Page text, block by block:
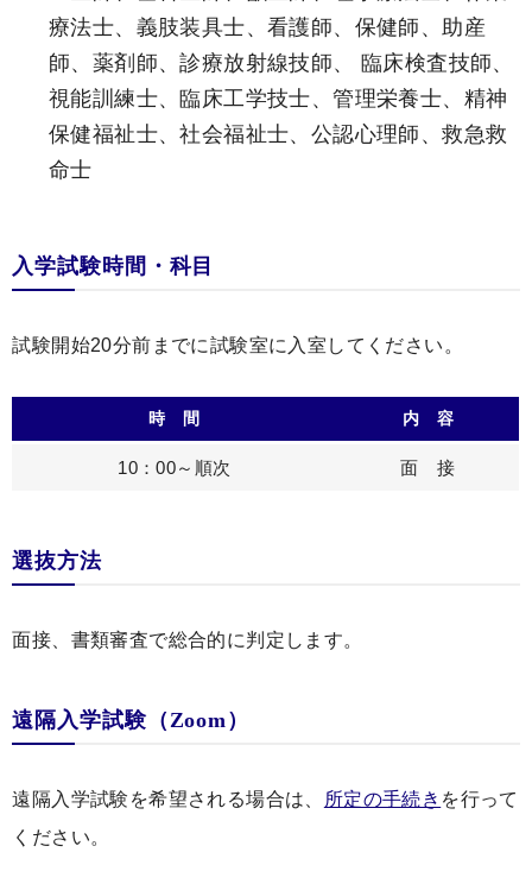
療法士、義肢装具士、看護師、保健師、助産
師、薬剤師、診療放射線技師、 臨床検査技師、
視能訓練士、臨床工学技士、管理栄養士、精神
保健福祉士、社会福祉士、公認心理師、救急救
命士
入学試験時間・科目
試験開始20分前までに試験室に入室してください。
時 間 内 容
10：00～順次 面 接
選抜方法
面接、書類審査で総合的に判定します。
遠隔入学試験（Zoom）
遠隔入学試験を希望される場合は、 所定の手続き を行って
ください。